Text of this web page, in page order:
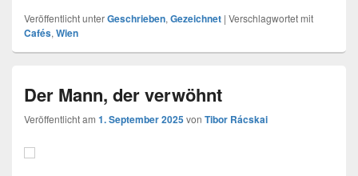
Veröffentlicht unterGeschrieben,Gezeichnet | Verschlagwortet mit
Cafés,Wien
Der Mann, der verwöhnt
Veröffentlicht am 1. September 2025von Tibor Rácskai